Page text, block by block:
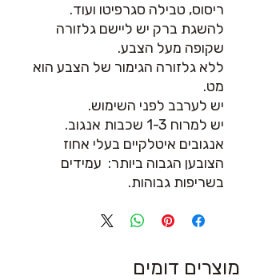
ריסוס, טבילה סגרפיטו ועוד.
להשגת ברק יש ליישם גלזורה
שקופה מעל הצבע.
ללא גלזורה הגימור של הצבע הוא
מט.
יש לערבב לפני השימוש.
יש למרוח 1-3 שכבות אנגוב.
אנגובים איטלקיים בעלי אחוז
הצובען הגבוה ביותר: עמידים
בשריפות גבוהות.
מוצרים דומים